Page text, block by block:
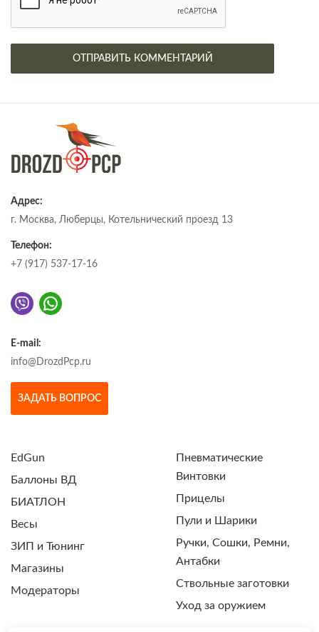
Адрес:
г. Москва, Люберцы, Котельнический проезд 13
Телефон:
+7 (917) 537-17-16
E-mail:
info@DrozdPcp.ru
ЗАДАТЬ ВОПРОС
EdGun
Баллоны ВД
БИАТЛОН
Весы
ЗИП и Тюнинг
Магазины
Модераторы
Пневматические
Винтовки
Прицелы
Пули и Шарики
Ручки, Сошки, Ремни,
Антабки
Ствольные заготовки
Уход за оружием